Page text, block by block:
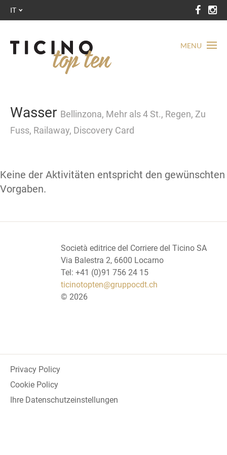
MENU
IT
Wasser Bellinzona, Mehr als 4 St., Regen, Zu
Fuss, Railaway, Discovery Card
Keine der Aktivitäten entspricht den gewünschten
Vorgaben.
Società editrice del Corriere del Ticino SA
Via Balestra 2, 6600 Locarno
Tel: +41 (0)91 756 24 15
ticinotopten@gruppocdt.ch
© 2026
Privacy Policy
Cookie Policy
Ihre Datenschutzeinstellungen